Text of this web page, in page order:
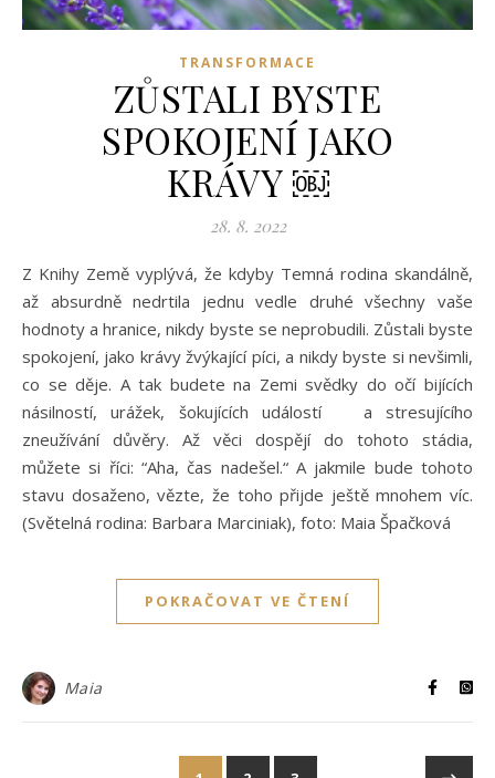
TRANSFORMACE
ZŮSTALI BYSTE
SPOKOJENÍ JAKO
KRÁVY ￼
28. 8. 2022
Z Knihy Země vyplývá, že kdyby Temná rodina skandálně,
až absurdně nedrtila jednu vedle druhé všechny vaše
hodnoty a hranice, nikdy byste se neprobudili. Zůstali byste
spokojení, jako krávy žvýkající píci, a nikdy byste si nevšimli,
co se děje. A tak budete na Zemi svědky do očí bijících
násilností, urážek, šokujících událostí a stresujícího
zneužívání důvěry. Až věci dospějí do tohoto stádia,
můžete si říci: “Aha, čas nadešel.“ A jakmile bude tohoto
stavu dosaženo, vězte, že toho přijde ještě mnohem víc.
(Světelná rodina: Barbara Marciniak), foto: Maia Špačková
POKRAČOVAT VE ČTENÍ
Maia